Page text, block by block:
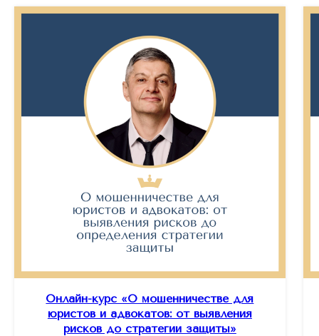
Онлайн-курс «О мошенничестве для
юристов и адвокатов: от выявления
рисков до стратегии защиты»